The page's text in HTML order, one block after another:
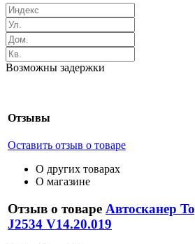
Возможны задержки
Отзывы
Оставить отзыв о товаре
О других товарах
О магазине
Отзыв о товаре Автосканер
J2534 V14.20.019